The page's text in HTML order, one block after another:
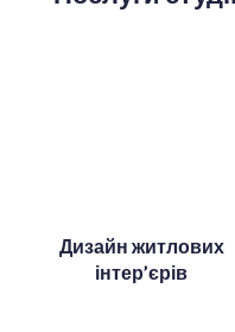
Дизайн житлових
інтер’єрів